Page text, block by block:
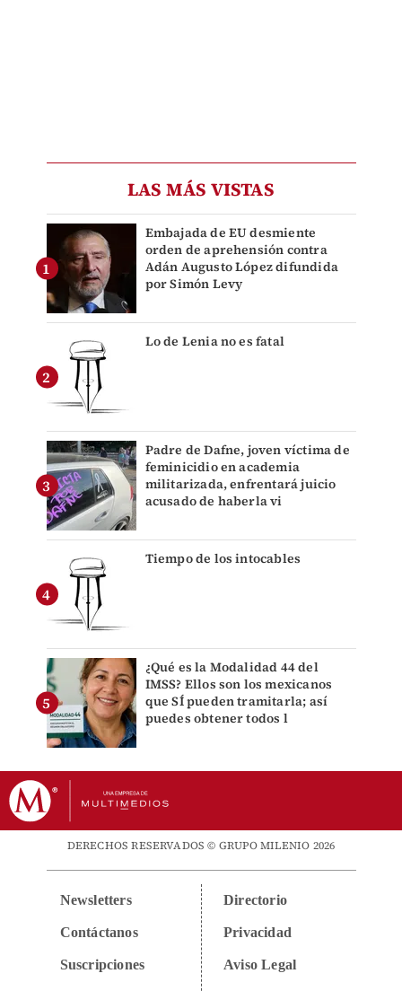
LAS MÁS VISTAS
Embajada de EU desmiente
orden de aprehensión contra
Adán Augusto López difundida
por Simón Levy
Lo de Lenia no es fatal
Padre de Dafne, joven víctima de
feminicidio en academia
militarizada, enfrentará juicio
acusado de haberla vi
Tiempo de los intocables
¿Qué es la Modalidad 44 del
IMSS? Ellos son los mexicanos
que SÍ pueden tramitarla; así
puedes obtener todos l
DERECHOS RESERVADOS © GRUPO MILENIO 2026
Newsletters
Contáctanos
Suscripciones
Directorio
Privacidad
Aviso Legal